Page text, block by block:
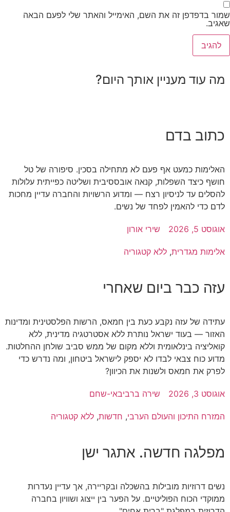
בדפדפן זה את השם, האימייל והאתר שלי לפעם הבאה
מה עוד מעניין אותך היום?
כתוב בדם
האלימות כמעט אף פעם לא מתחילה בסכין. סיפורה של טל
חושף כיצד השפלות, קנאה אובססיבית ושליטה כפייתית עלולות
להסלים עד לניסיון רצח — ומדוע הרשויות והחברה עדיין מחכות
לדם כדי להאמין לפחד של נשים.
אוגוסט 5, 2026 שירי אורון
אלימות מגדרית,ללא קטגוריה
עזה כבר ביום שאחרי
עתידה של עזה נקבע כעת בין חמאס, הרשות הפלסטינית ומדינות
האזור — בעוד ישראל נותרת ללא אסטרטגיה מדינית, ללא
קואליציה בינלאומית וללא מקום של ממש סביב שולחן ההחלטות.
מדוע כוח צבאי לבדו לא יספק לישראל ביטחון, ומה נדרש כדי
לפרק את חמאס ולשנות את הכיוון?
אוגוסט 3, 2026 שירה ברביבאי-שחם
המזרח התיכון והעולם הערבי,חדשות,ללא קטגוריה
מפלגה חדשה. אתגר ישן
נשים דרוזיות מובילות בהשכלה ובקריירה, אך עדיין נעדרות
ממוקדי הכוח הפוליטיים. על הפער בין ייצוג ושוויון בחברה